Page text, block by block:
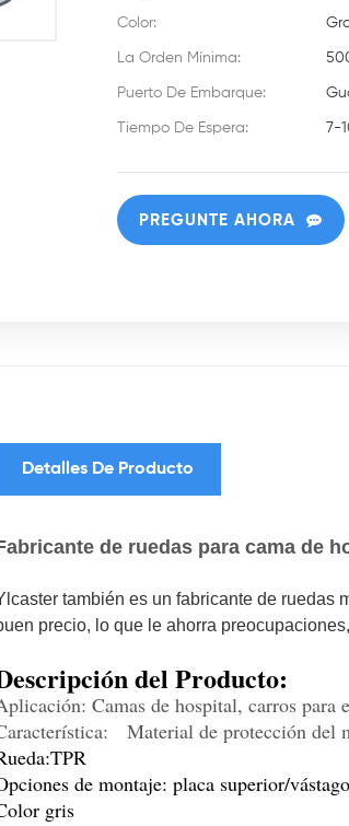
Color:
La Orden Mínima:
Puerto De Embarque:
Tiempo De Espera: 7-
PREGUNTE AHORA
Detalles De Producto
de ruedas para cama de
también es un fabricante de ruedas
precio, lo que le ahorra
del Producto:
Camas de hospital, carros para
Material de protección del
de montaje: placa superior/
gris